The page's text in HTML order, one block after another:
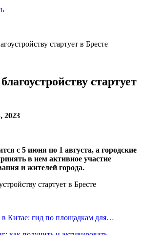
стартует в Бресте
стартует
2023
с 5 июня по 1 августа, а городские
в нем активное участие
и жителей города.
в Китае: гид по площадкам для…